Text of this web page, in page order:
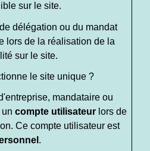
sur le site.
délégation ou du mandat
lors de la réalisation de la
sur le site.
le site unique ?
mandataire ou
compte utilisateurlors de
Ce compte utilisateur est
.